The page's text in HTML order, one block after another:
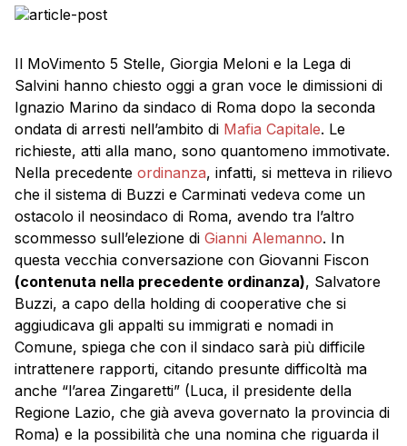
che il sistema […]
Il MoVimento 5 Stelle, Giorgia Meloni e la Lega di
Salvini hanno chiesto oggi a gran voce le dimissioni di
Ignazio Marino da sindaco di Roma dopo la seconda
ondata di arresti nell’ambito di Mafia Capitale. Le
richieste, atti alla mano, sono quantomeno immotivate.
Nella precedente ordinanza, infatti, si metteva in rilievo
che il sistema di Buzzi e Carminati vedeva come un
ostacolo il neosindaco di Roma, avendo tra l’altro
scommesso sull’elezione di Gianni Alemanno. In
questa vecchia conversazione con Giovanni Fiscon
(contenuta nella precedente ordinanza), Salvatore
Buzzi, a capo della holding di cooperative che si
aggiudicava gli appalti su immigrati e nomadi in
Comune, spiega che con il sindaco sarà più difficile
intrattenere rapporti, citando presunte difficoltà ma
anche “l’area Zingaretti” (Luca, il presidente della
Regione Lazio, che già aveva governato la provincia di
Roma) e la possibilità che una nomina che riguarda il